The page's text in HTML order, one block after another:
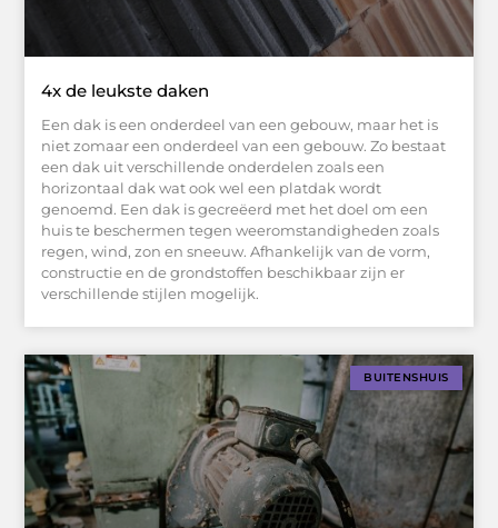
4x de leukste daken
Een dak is een onderdeel van een gebouw, maar het is
niet zomaar een onderdeel van een gebouw. Zo bestaat
een dak uit verschillende onderdelen zoals een
horizontaal dak wat ook wel een platdak wordt
genoemd. Een dak is gecreëerd met het doel om een
huis te beschermen tegen weeromstandigheden zoals
regen, wind, zon en sneeuw. Afhankelijk van de vorm,
constructie en de grondstoffen beschikbaar zijn er
verschillende stijlen mogelijk.
BUITENSHUIS